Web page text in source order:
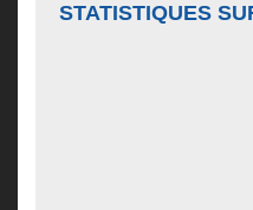
STATISTIQUES